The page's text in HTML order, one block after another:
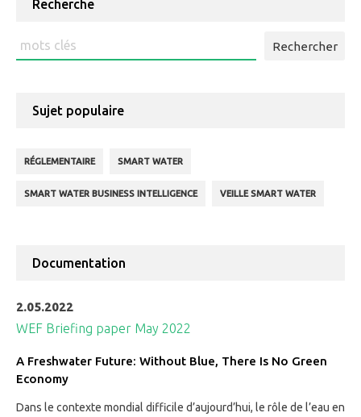
Recherche
Rechercher
:
Sujet populaire
RÉGLEMENTAIRE SMART WATER
SMART WATER BUSINESS INTELLIGENCE VEILLE SMART WATER
Documentation
2.05.2022
WEF Briefing paper May 2022
A Freshwater Future: Without Blue, There Is No Green
Economy
Dans le contexte mondial difficile d’aujourd’hui, le rôle de l’eau en